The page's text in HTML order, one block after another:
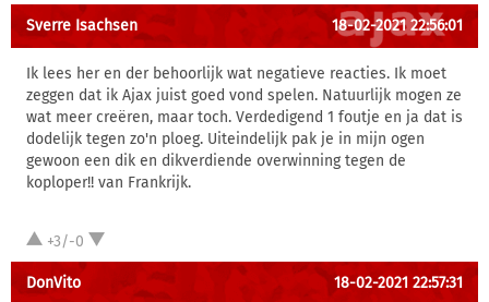
Sverre Isachsen 18-02-2021 22:56:01
Ik lees her en der behoorlijk wat negatieve reacties. Ik moet
zeggen dat ik Ajax juist goed vond spelen. Natuurlijk mogen ze
wat meer creëren, maar toch. Verdedigend 1 foutje en ja dat is
dodelijk tegen zo'n ploeg. Uiteindelijk pak je in mijn ogen
gewoon een dik en dikverdiende overwinning tegen de
koploper!! van Frankrijk.
+3/-0
DonVito 18-02-2021 22:57:31